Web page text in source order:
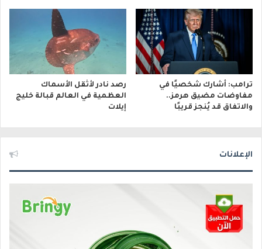
ترامب: أشارك شخصيًا في
مفاوضات مضيق هرمز..
والاتفاق قد يُنجز قريبًا
رصد نادر لأثقل الأسماك
العظمية في العالم قبالة خليج
إيلات
الإعلانات